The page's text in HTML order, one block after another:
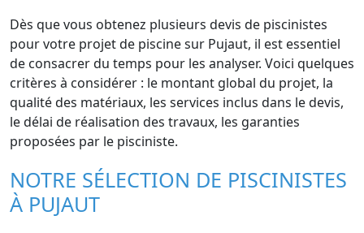
Dès que vous obtenez plusieurs devis de piscinistes
pour votre projet de piscine sur Pujaut, il est essentiel
de consacrer du temps pour les analyser. Voici quelques
critères à considérer : le montant global du projet, la
qualité des matériaux, les services inclus dans le devis,
le délai de réalisation des travaux, les garanties
proposées par le pisciniste.
NOTRE SÉLECTION DE PISCINISTES
À PUJAUT